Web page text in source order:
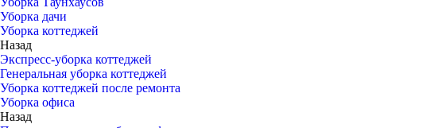
Уборка дачи
Уборка коттеджей
Назад
Экспресс-уборка коттеджей
Генеральная уборка коттеджей
Уборка коттеджей после ремонта
Уборка офиса
Назад